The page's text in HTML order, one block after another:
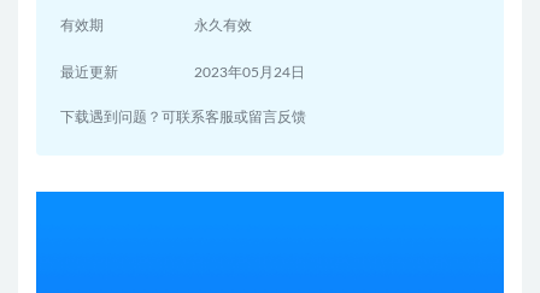
有效期 永久有效
最近更新 2023年05月24日
下载遇到问题？可联系客服或留言反馈